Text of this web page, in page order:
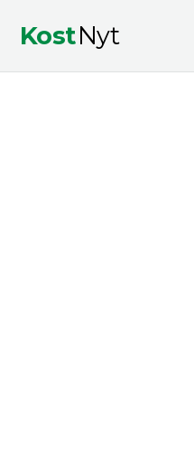
KostNyt